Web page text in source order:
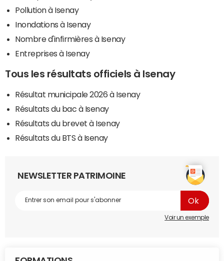
Pollution à Isenay
Inondations à Isenay
Nombre d'infirmières à Isenay
Entreprises à Isenay
Tous les résultats officiels à Isenay
Résultat municipale 2026 à Isenay
Résultats du bac à Isenay
Résultats du brevet à Isenay
Résultats du BTS à Isenay
NEWSLETTER PATRIMOINE
Voir un exemple